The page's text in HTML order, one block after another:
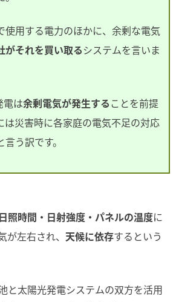
用する電力のほかに、余剰な電気
がそれを買い取るシステムを言いま
は余剰電気が発生することを前提
は災害時に各家庭の電気不足の対応
う訳です。
日照時間・日射強度・パネルの温度に
が左右され、 天候に依存するという
と太陽光発電システムの双方を活用